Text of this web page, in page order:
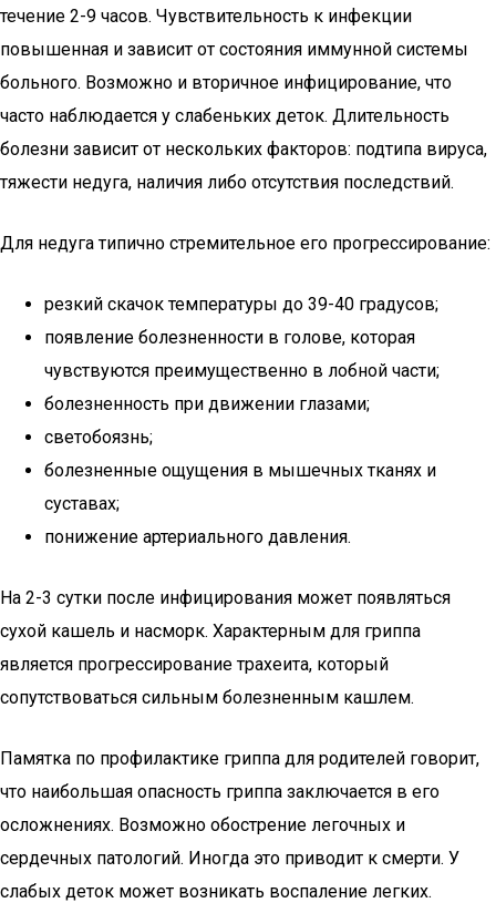
течение 2-9 часов. Чувствительность к инфекции
повышенная и зависит от состояния иммунной системы
больного. Возможно и вторичное инфицирование, что
часто наблюдается у слабеньких деток. Длительность
болезни зависит от нескольких факторов: подтипа вируса,
тяжести недуга, наличия либо отсутствия последствий.
Для недуга типично стремительное его прогрессирование:
резкий скачок температуры до 39-40 градусов;
появление болезненности в голове, которая
чувствуются преимущественно в лобной части;
болезненность при движении глазами;
светобоязнь;
болезненные ощущения в мышечных тканях и
суставах;
понижение артериального давления.
На 2-3 сутки после инфицирования может появляться
сухой кашель и насморк. Характерным для гриппа
является прогрессирование трахеита, который
сопутствоваться сильным болезненным кашлем.
Памятка по профилактике гриппа для родителей говорит,
что наибольшая опасность гриппа заключается в его
осложнениях. Возможно обострение легочных и
сердечных патологий. Иногда это приводит к смерти. У
слабых деток может возникать воспаление легких.